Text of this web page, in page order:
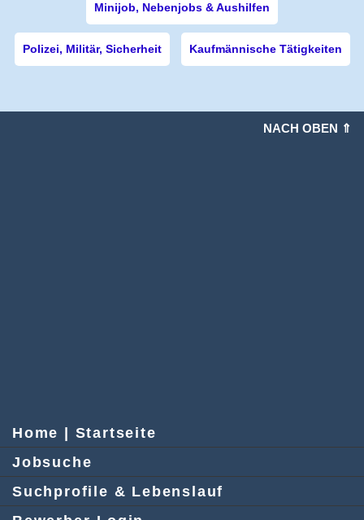
Minijob, Nebenjobs & Aushilfen
Polizei, Militär, Sicherheit Kaufmännische Tätigkeiten
NACH OBEN ⇑
Home | Startseite
Jobsuche
Suchprofile & Lebenslauf